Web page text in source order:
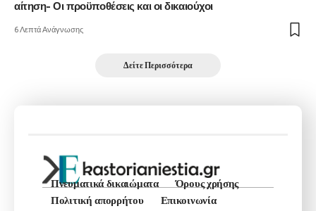
αίτηση- Οι προϋποθέσεις και οι δικαιούχοι
6 Λεπτά Ανάγνωσης
Δείτε Περισσότερα
Πνευματικά δικαιώματα
Όρους χρήσης
Πολιτική απορρήτου
Επικοινωνία